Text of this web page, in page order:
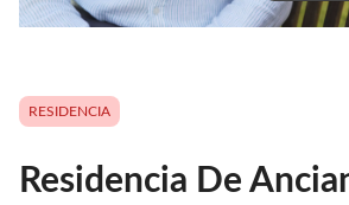
RESIDENCIA
Residencia De